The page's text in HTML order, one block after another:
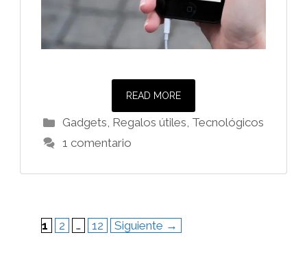
READ MORE
Categorías
Gadgets, Regalos útiles, Tecnológicos
1 comentario
Página
1 Página
2 … Página
12 Siguiente →